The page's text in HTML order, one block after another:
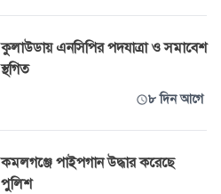
কুলাউডায় এনসিপির পদযাত্রা ও সমাবেশ
স্থগিত
৮ দিন আগে
কমলগঞ্জে পাইপগান উদ্ধার করেছে
পুলিশ